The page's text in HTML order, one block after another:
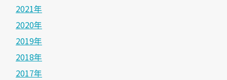
2021年
2020年
2019年
2018年
2017年